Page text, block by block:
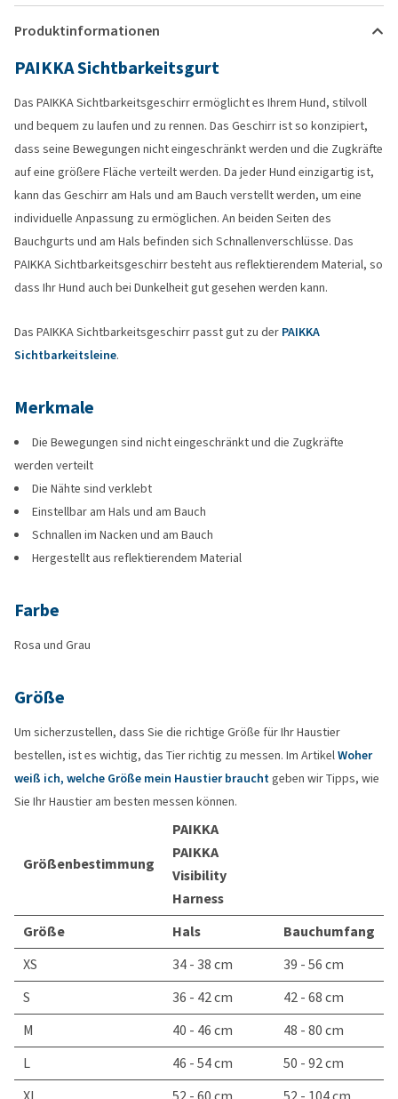
Produktinformationen
PAIKKA Sichtbarkeitsgurt
Das PAIKKA Sichtbarkeitsgeschirr ermöglicht es Ihrem Hund, stilvoll
und bequem zu laufen und zu rennen. Das Geschirr ist so konzipiert,
dass seine Bewegungen nicht eingeschränkt werden und die Zugkräfte
auf eine größere Fläche verteilt werden. Da jeder Hund einzigartig ist,
kann das Geschirr am Hals und am Bauch verstellt werden, um eine
individuelle Anpassung zu ermöglichen. An beiden Seiten des
Bauchgurts und am Hals befinden sich Schnallenverschlüsse. Das
PAIKKA Sichtbarkeitsgeschirr besteht aus reflektierendem Material, so
dass Ihr Hund auch bei Dunkelheit gut gesehen werden kann.
Das PAIKKA Sichtbarkeitsgeschirr passt gut zu der PAIKKA
Sichtbarkeitsleine.
Merkmale
Die Bewegungen sind nicht eingeschränkt und die Zugkräfte
werden verteilt
Die Nähte sind verklebt
Einstellbar am Hals und am Bauch
Schnallen im Nacken und am Bauch
Hergestellt aus reflektierendem Material
Farbe
Rosa und Grau
Größe
Um sicherzustellen, dass Sie die richtige Größe für Ihr Haustier
bestellen, ist es wichtig, das Tier richtig zu messen. Im ArtikelWoher
weiß ich, welche Größe mein Haustier brauchtgeben wir Tipps, wie
Sie Ihr Haustier am besten messen können.
Größenbestimmung
PAIKKA
PAIKKA
Visibility
Harness
Größe
Hals
Bauchumfang
XS
34 - 38 cm
39 - 56 cm
S
36 - 42 cm
42 - 68 cm
M
40 - 46 cm
48 - 80 cm
L
46 - 54 cm
50 - 92 cm